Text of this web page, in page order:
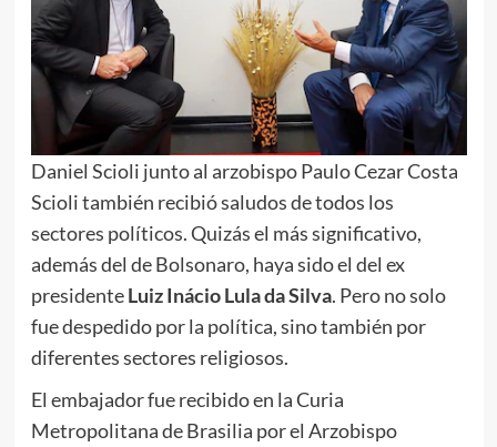
Daniel Scioli junto al arzobispo Paulo Cezar Costa
Scioli también recibió saludos de todos los
sectores políticos. Quizás el más significativo,
además del de Bolsonaro, haya sido el del ex
presidenteLuiz Inácio Lula da Silva. Pero no solo
fue despedido por la política, sino también por
diferentes sectores religiosos.
El embajador fue recibido en la Curia
Metropolitana de Brasilia por el Arzobispo